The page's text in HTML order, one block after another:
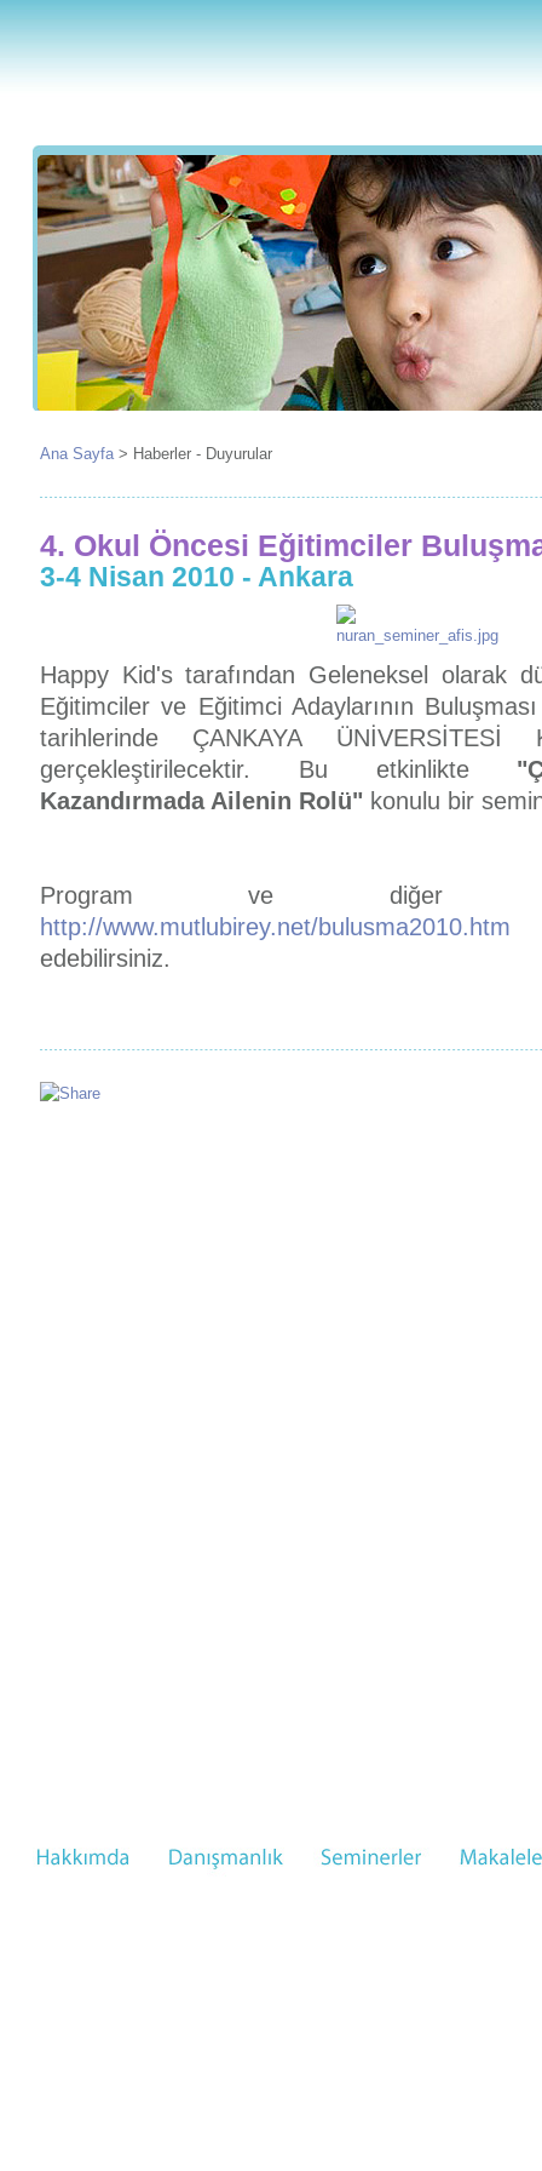
Ana Sayfa > Haberler - Duyurular
4. Okul Öncesi Eğitimciler
3-4 Nisan 2010 - Ankara
Happy Kid's tarafından Geleneksel olarak
Eğitimciler ve Eğitimci Adaylarının
tarihlerinde ÇANKAYA ÜNİVERSİTESİ
gerçekleştirilecektir. Bu etkinlikte
Kazandırmada Ailenin Rolü" konulu bir
Program ve diğer
http://www.mutlubirey.net/bulusma2010.htm
edebilirsiniz.